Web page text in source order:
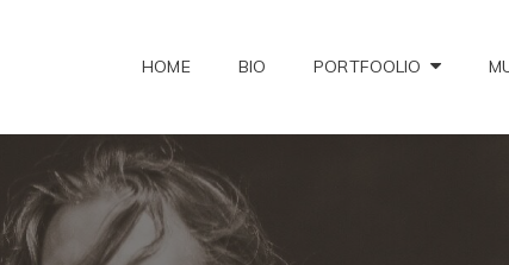
HOME BIO PORTFOOLIO